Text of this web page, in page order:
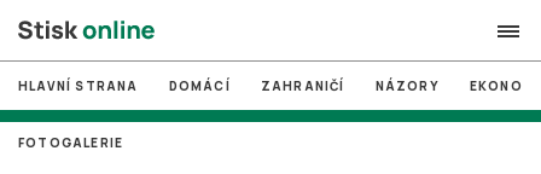
search
# MUNI
HLAVNÍ STRANA DOMÁCÍ ZAHRANIČÍ NÁZORY
FOTOGALERIE